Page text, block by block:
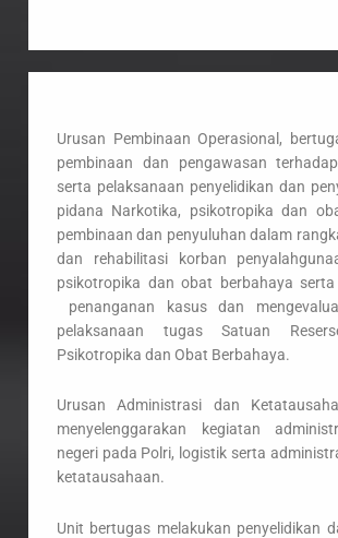
Urusan Pembinaan Operasional,
pembinaan dan pengawasan
serta pelaksanaan penyelidikan dan
pidana Narkotika, psikotropika dan
pembinaan dan penyuluhan dalam
dan rehabilitasi korban
psikotropika dan obat berbahaya serta
penanganan kasus dan
pelaksanaan tugas Satuan
Psikotropika dan Obat Berbahaya.
Urusan Administrasi dan
menyelenggarakan kegiatan
negeri pada Polri, logistik serta
ketatausahaan.
Unit bertugas melakukan penyelidikan